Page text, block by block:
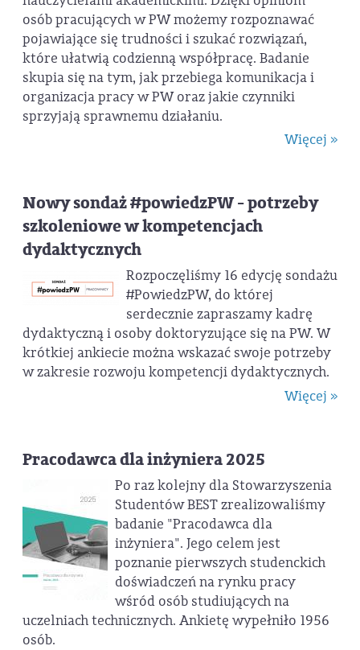
osób pracujących w PW możemy rozpoznawać
pojawiające się trudności i szukać rozwiązań,
które ułatwią codzienną współpracę. Badanie
skupia się na tym, jak przebiega komunikacja i
organizacja pracy w PW oraz jakie czynniki
sprzyjają sprawnemu działaniu.
Więcej »
Nowy sondaż #powiedzPW - potrzeby
szkoleniowe w kompetencjach
dydaktycznych
Rozpoczęliśmy 16 edycję sondażu
#PowiedzPW, do której
serdecznie zapraszamy kadrę
dydaktyczną i osoby doktoryzujące się na PW. W
krótkiej ankiecie można wskazać swoje potrzeby
w zakresie rozwoju kompetencji dydaktycznych.
Więcej »
Pracodawca dla inżyniera 2025
Po raz kolejny dla Stowarzyszenia
Studentów BEST zrealizowaliśmy
badanie "Pracodawca dla
inżyniera". Jego celem jest
poznanie pierwszych studenckich
doświadczeń na rynku pracy
wśród osób studiujących na
uczelniach technicznych. Ankietę wypełniło 1956
osób.